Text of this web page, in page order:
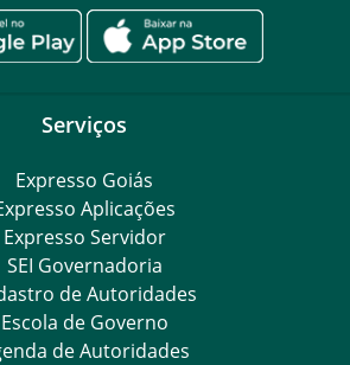
Serviços
Expresso Goiás
Aplicações
Expresso Servidor
SEI Governadoria
de Autoridades
Escola de Governo
de Autoridades